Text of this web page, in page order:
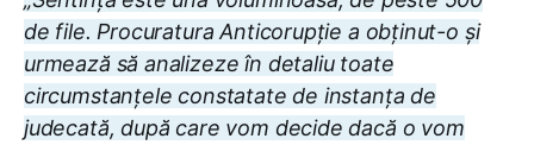
de file. Procuratura Anticorupție a obținut-o și
urmează să analizeze în detaliu toate
circumstanțele constatate de instanța de
judecată, după care vom decide dacă o vom